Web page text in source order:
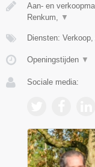
Aan- en
Renkum,
▼
Diensten:
Openingstijden ▼
Sociale media: